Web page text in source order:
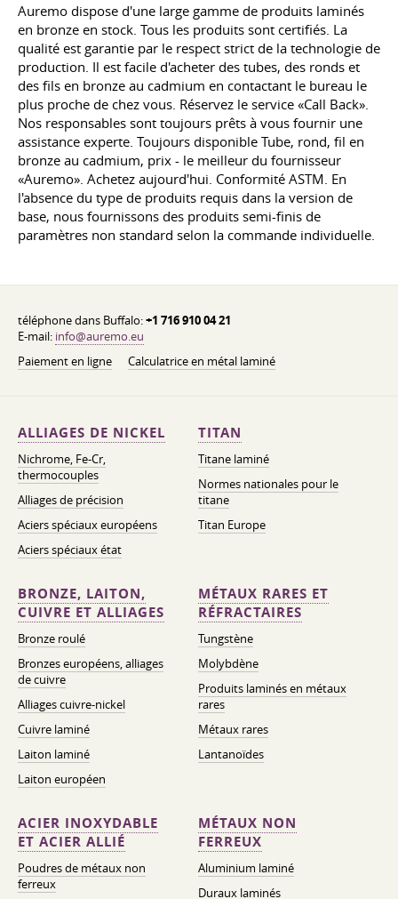
Auremo dispose d'une large gamme de produits laminés
en bronze en stock. Tous les produits sont certifiés. La
qualité est garantie par le respect strict de la technologie de
production. Il est facile d'acheter des tubes, des ronds et
des fils en bronze au cadmium en contactant le bureau le
plus proche de chez vous. Réservez le service «Call Back».
Nos responsables sont toujours prêts à vous fournir une
assistance experte. Toujours disponible Tube, rond, fil en
bronze au cadmium, prix - le meilleur du fournisseur
«Auremo». Achetez aujourd'hui. Conformité ASTM. En
l'absence du type de produits requis dans la version de
base, nous fournissons des produits semi-finis de
paramètres non standard selon la commande individuelle.
téléphone dans Buffalo:+1 716 910 04 21
E-mail: info@auremo.eu
Paiement en ligne
Calculatrice en métal laminé
ALLIAGES DE NICKEL
Nichrome, Fe-Cr,
thermocouples
Alliages de précision
Aciers spéciaux européens
Aciers spéciaux état
TITAN
Titane laminé
Normes nationales pour le
titane
Titan Europe
BRONZE, LAITON,
CUIVRE ET ALLIAGES
Bronze roulé
Bronzes européens, alliages
de cuivre
Alliages cuivre-nickel
Cuivre laminé
Laiton laminé
Laiton européen
MÉTAUX RARES ET
RÉFRACTAIRES
Tungstène
Molybdène
Produits laminés en métaux
rares
Métaux rares
Lantanoïdes
ACIER INOXYDABLE
ET ACIER ALLIÉ
Poudres de métaux non
ferreux
MÉTAUX NON
FERREUX
Aluminium laminé
Duraux laminés